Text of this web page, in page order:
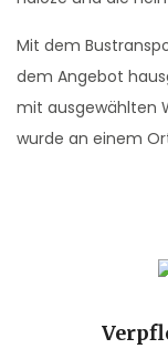
Mit dem
dem Angebot
mit ausgewählten
wurde an einem